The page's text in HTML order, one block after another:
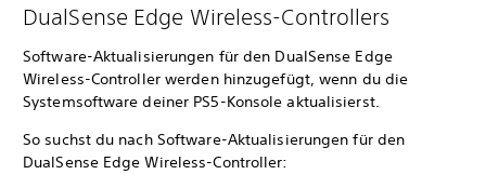
DualSense Edge Wireless-Controllers
Software-Aktualisierungen für den DualSense Edge
Wireless-Controller werden hinzugefügt, wenn du die
Systemsoftware deiner PS5-Konsole aktualisierst.
So suchst du nach Software-Aktualisierungen für den
DualSense Edge Wireless-Controller: